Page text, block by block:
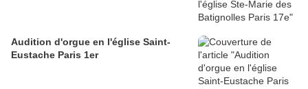
Audition d'orgue en l'église Saint-
Eustache Paris 1er